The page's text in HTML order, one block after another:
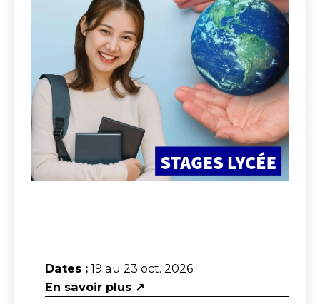
Dates : 19 au 23 oct. 2026
En savoir plus ↗